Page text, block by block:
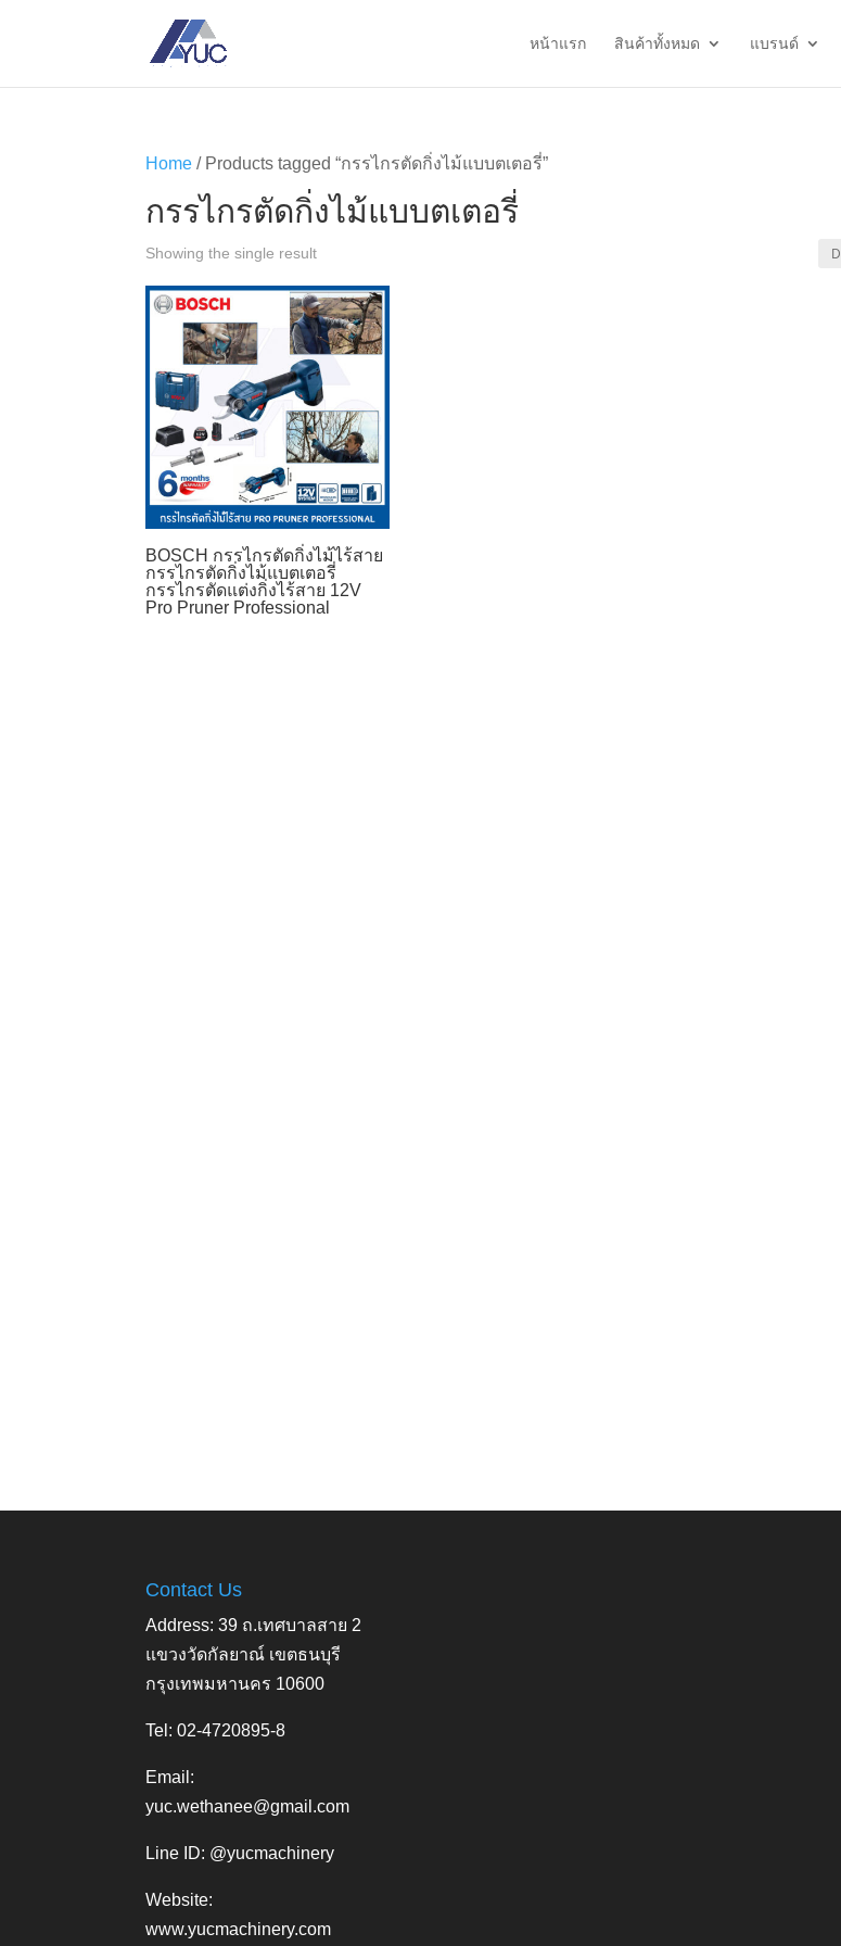
หน้าแรก สินค้าทั้งหมด แบรนด์
Home / Products tagged “กรรไกรตัดกิ่งไม้แบบตเตอรี่”
กรรไกรตัดกิ่งไม้แบบตเตอรี่
Showing the single result
BOSCH กรรไกรตัดกิ่งไม้ไร้สาย
กรรไกรตัดกิ่งไม้แบตเตอรี่
กรรไกรตัดแต่งกิ่งไร้สาย 12V
Pro Pruner Professional
Contact Us
Address: 39 ถ.เทศบาลสาย 2
แขวงวัดกัลยาณ์ เขตธนบุรี
กรุงเทพมหานคร 10600
Tel: 02-4720895-8
Email:
yuc.wethanee@gmail.com
Line ID: @yucmachinery
Website:
www.yucmachinery.com